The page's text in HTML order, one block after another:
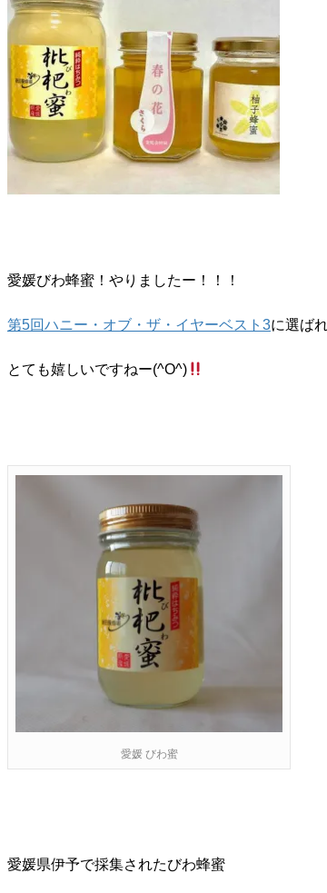
愛媛びわ蜂蜜！やりましたー！！！
第5回ハニー・オブ・ザ・イヤーベスト3に選ば
とても嬉しいですねー(^O^)
愛媛 びわ蜜
愛媛県伊予で採集されたびわ蜂蜜